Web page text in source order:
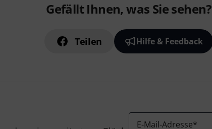
Gefällt Ihnen, was Sie sehen?
Teilen Hilfe & Feedback
E-Mail-Adresse*